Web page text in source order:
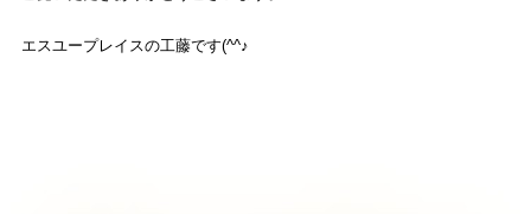
エスユープレイスの工藤です(^^♪